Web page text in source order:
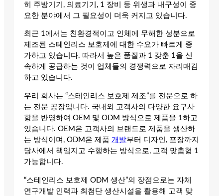
히 주방기기, 의료기기, 1 장비 등 위생과 내구성이 중
요한 분야에서 그 필요성이 더욱 커지고 있습니다.
최근 1에서는 친환경적이고 인체에 무해한 성분으로
제조된 스테인리스 보호제에 대한 수요가 빠르게 증
가하고 있습니다. 따라서 높은 품질과 1 갖춘 1을 신
속하게 공급하는 것이 업체들의 경쟁력으로 자리매김
하고 있습니다.
우리 회사는 “스테인리스 보호제 제조”를 전문으로 하
는 전문 공장입니다. 국내외 고객사의 다양한 요구사
항을 반영하여 OEM 및 ODM 방식으로 제품을 1하고
있습니다. OEM은 고객사의 브랜드로 제품을 생산하
는 방식이며, ODM은 제품 개발부터 디자인, 포장까지
당사에서 책임지고 수행하는 방식으로, 고객 맞춤형 1
가능합니다.
“스테인리스 보호제 ODM 생산”의 장점으로는 자체
연구개발 인력과 최첨단 생산시설을 활용해 고객 맞